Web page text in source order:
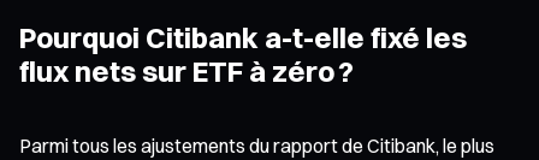
Pourquoi Citibank a-t-elle fixé les
flux nets sur ETF à zéro ?
Parmi tous les ajustements du rapport de Citibank, le plus